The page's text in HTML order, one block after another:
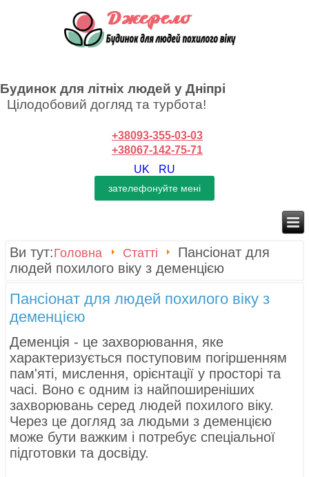
Будинок для літніх людей у Дніпрі
Цілодобовий догляд та турбота!
+38093-355-03-03
+38067-142-75-71
UK
RU
Ви тут:Головна Статті
Пансіонат для
людей похилого віку з деменцією
Пансіонат для людей похилого віку з
деменцією
Деменція - це захворювання, яке
характеризується поступовим погіршенням
пам'яті, мислення, орієнтації у просторі та
часі. Воно є одним із найпоширеніших
захворювань серед людей похилого віку.
Через це догляд за людьми з деменцією
може бути важким і потребує спеціальної
підготовки та досвіду.